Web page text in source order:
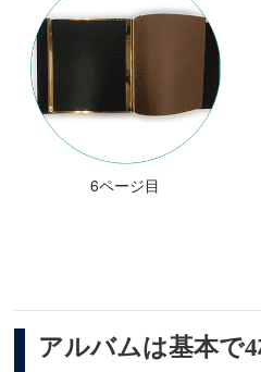
6ページ目
アルバムは基本で